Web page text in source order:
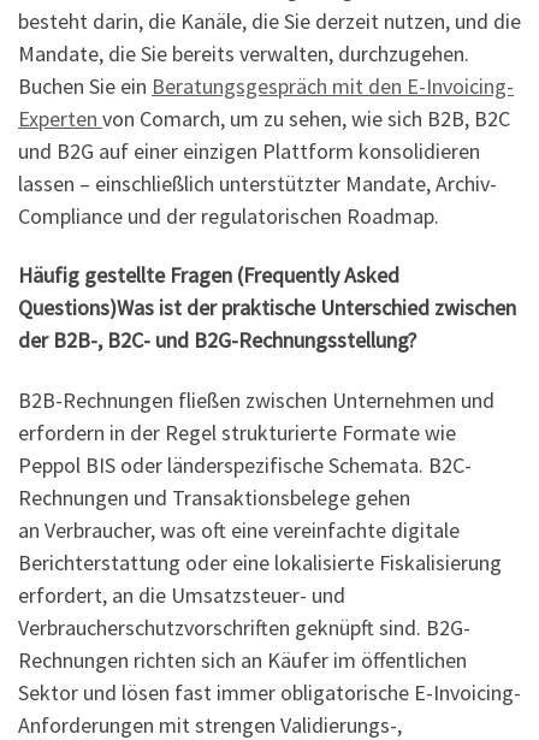
besteht darin, die Kanäle, die Sie derzeit nutzen, und die
Mandate, die Sie bereits verwalten, durchzugehen.
Buchen Sie ein Beratungsgespräch mit den E-Invoicing-
Experten von Comarch, um zu sehen, wie sich B2B, B2C
und B2G auf einer einzigen Plattform konsolidieren
lassen – einschließlich unterstützter Mandate, Archiv-
Compliance und der regulatorischen Roadmap.
Häufig gestellte Fragen (Frequently Asked
Questions)Was ist der praktische Unterschied zwischen
der B2B-, B2C- und B2G-Rechnungsstellung?
B2B-Rechnungen fließen zwischen Unternehmen und
erfordern in der Regel strukturierte Formate wie
Peppol BIS oder länderspezifische Schemata. B2C-
Rechnungen und Transaktionsbelege gehen
an Verbraucher, was oft eine vereinfachte digitale
Berichterstattung oder eine lokalisierte Fiskalisierung
erfordert, an die Umsatzsteuer- und
Verbraucherschutzvorschriften geknüpft sind. B2G-
Rechnungen richten sich an Käufer im öffentlichen
Sektor und lösen fast immer obligatorische E-Invoicing-
Anforderungen mit strengen Validierungs-,